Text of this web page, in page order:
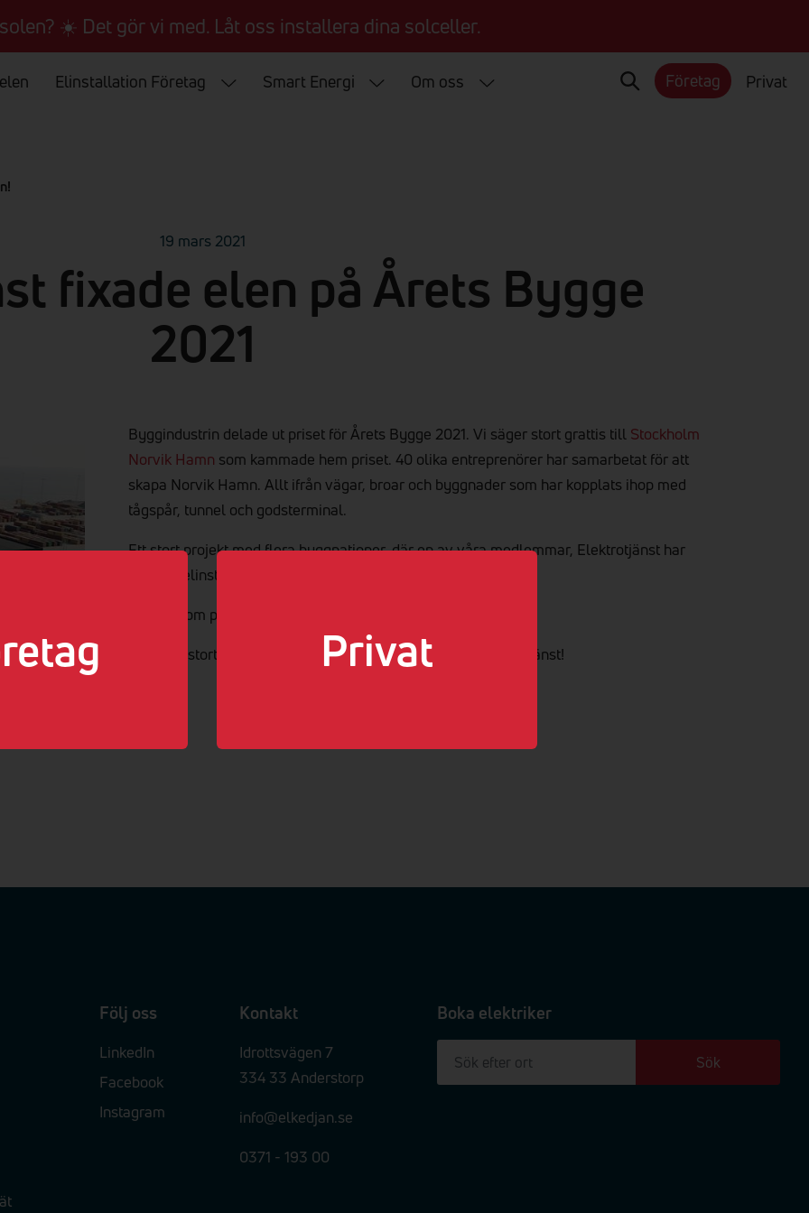
☀️ Det gör vi med. Låt oss installera dina solceller.
Elinstallation Företag Smart Energi Om oss Företag Privat
Privat
19 mars 2021
fixade elen på Årets Bygge
2021
Byggindustrin delade ut priset för Årets Bygge 2021. Vi säger stort grattis till Stockholm
Norvik Hamn som kammade hem priset. 40 olika entreprenörer har samarbetat för att
skapa Norvik Hamn. Allt ifrån vägar, broar och byggnader som har kopplats ihop med
tågspår, tunnel och godsterminal.
Ett stort projekt med flera byggnationer, där en av våra medlemmar, Elektrotjänst har
stått för elinstallationen.
Läs mer om projektet och utmärkelsen
Återigen stort grattis till Stockholm Norvik Hamn och Elektrotjänst!
Följ oss
LinkedIn
Facebook
Instagram
Kontakt
Idrottsvägen 7
334 33 Anderstorp
info@elkedjan.se
0371 - 193 00
Boka elektriker
Sök